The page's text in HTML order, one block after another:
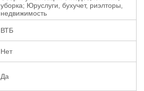
уборка; Юруслуги, бухучет, риэлторы,
недвижимость
ВТБ
Нет
Да